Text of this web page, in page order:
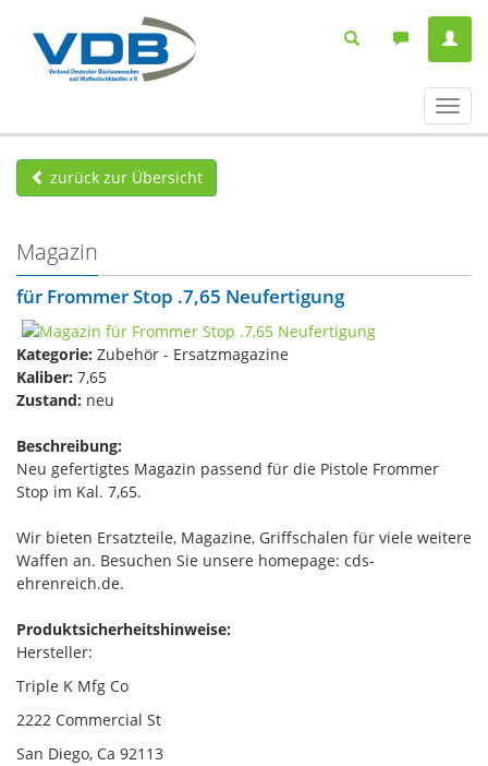
ein-/
zurück zur Übersicht
Magazin
für Frommer Stop .7,65 Neufertigung
Kategorie: Zubehör - Ersatzmagazine
Kaliber: 7,65
Zustand: neu
Beschreibung:
Neu gefertigtes Magazin passend für die Pistole Frommer
Stop im Kal. 7,65.
Wir bieten Ersatzteile, Magazine, Griffschalen für viele weitere
Waffen an. Besuchen Sie unsere homepage: cds-
ehrenreich.de.
Produktsicherheitshinweise:
Hersteller:
Triple K Mfg Co
2222 Commercial St
San Diego, Ca 92113